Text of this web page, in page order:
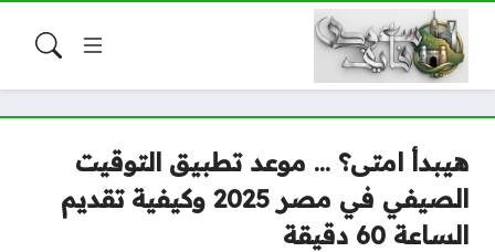
هيبدأ امتى؟ … موعد تطبيق التوقيت
الصيفي في مصر 2025 وكيفية تقديم
الساعة 60 دقيقة